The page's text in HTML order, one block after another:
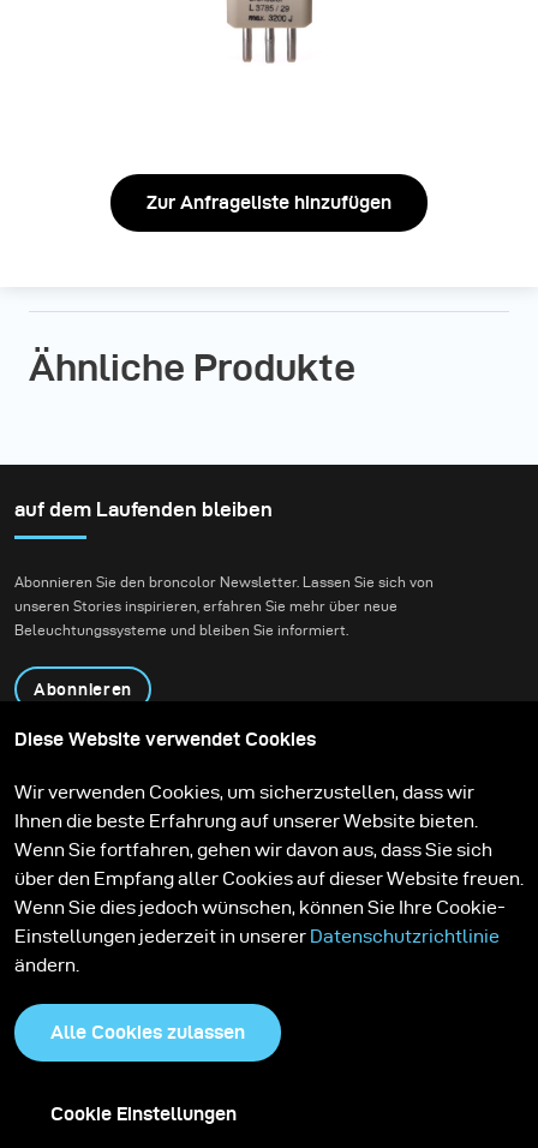
Zur Anfrageliste hinzufügen
Ähnliche Produkte
auf dem Laufenden bleiben
Abonnieren Sie den broncolor Newsletter. Lassen Sie sich von
unseren Stories inspirieren, erfahren Sie mehr über neue
Beleuchtungssysteme und bleiben Sie informiert.
Abonnieren
Kontakt
Technologien
Contribute to our blog
Lernen
Support
Karriere
Media Center
Diese Website verwendet Cookies
Wir verwenden Cookies, um sicherzustellen, dass wir
Ihnen die beste Erfahrung auf unserer Website bieten.
Wenn Sie fortfahren, gehen wir davon aus, dass Sie sich
über den Empfang aller Cookies auf dieser Website freuen.
Wenn Sie dies jedoch wünschen, können Sie Ihre Cookie-
Einstellungen jederzeit in unserer Datenschutzrichtlinie
ändern.
Alle Cookies zulassen
Cookie Einstellungen